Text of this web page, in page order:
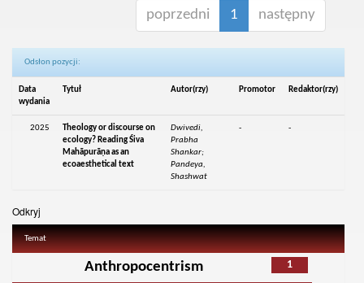
poprzedni 1 następny
Odsłon pozycji:
Data
wydania
Tytuł Autor(rzy) Promotor Redaktor(rzy)
2025
Theology or discourse on
ecology? Reading Śiva
Mahāpurāṇa as an
ecoaesthetical text
Dwivedi,
Prabha
Shankar;
Pandeya,
Shashwat
- -
Odkryj
Temat
1
Anthropocentrism